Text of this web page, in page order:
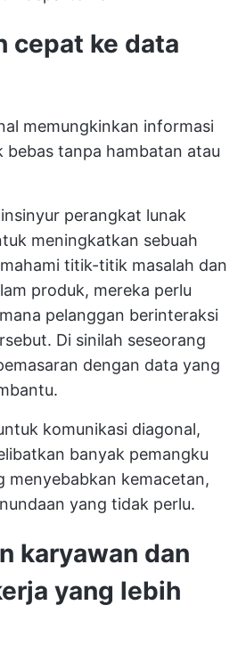
cepat ke data
memungkinkan informasi
bebas tanpa hambatan atau
perangkat lunak
meningkatkan sebuah
titik-titik masalah dan
produk, mereka perlu
pelanggan berinteraksi
Di sinilah seseorang
dengan data yang
komunikasi diagonal,
banyak pemangku
menyebabkan kemacetan,
yang tidak perlu.
karyawan dan
yang lebih